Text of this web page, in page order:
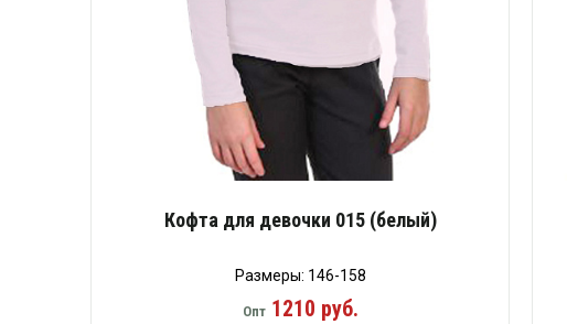
Кофта для девочки 015 (белый)
Размеры: 146-158
Опт1210 руб.